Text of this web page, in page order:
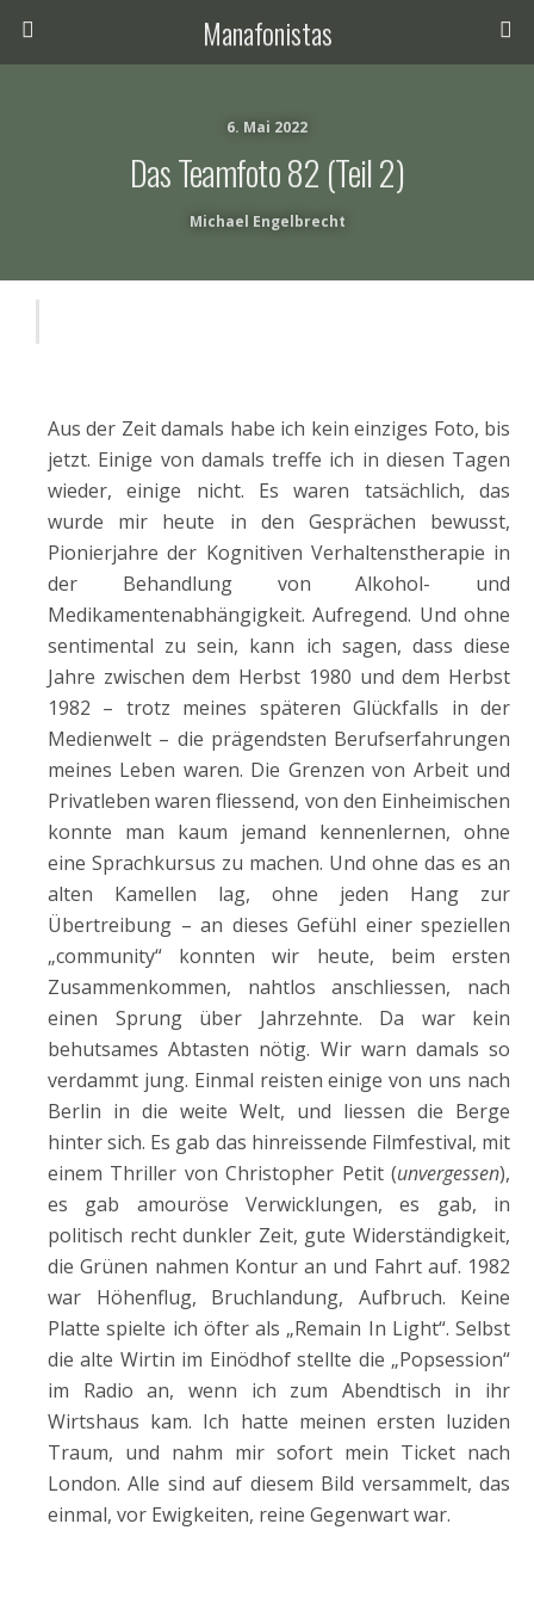
Manafonistas
6. Mai 2022
Das Teamfoto 82 (Teil 2)
Michael Engelbrecht
Aus der Zeit damals habe ich kein einziges Foto, bis
jetzt. Einige von damals treffe ich in diesen Tagen
wieder, einige nicht. Es waren tatsächlich, das
wurde mir heute in den Gesprächen bewusst,
Pionierjahre der Kognitiven Verhaltenstherapie in
der Behandlung von Alkohol- und
Medikamentenabhängigkeit. Aufregend. Und ohne
sentimental zu sein, kann ich sagen, dass diese
Jahre zwischen dem Herbst 1980 und dem Herbst
1982 – trotz meines späteren Glückfalls in der
Medienwelt – die prägendsten Berufserfahrungen
meines Leben waren. Die Grenzen von Arbeit und
Privatleben waren fliessend, von den Einheimischen
konnte man kaum jemand kennenlernen, ohne
eine Sprachkursus zu machen. Und ohne das es an
alten Kamellen lag, ohne jeden Hang zur
Übertreibung – an dieses Gefühl einer speziellen
„community“ konnten wir heute, beim ersten
Zusammenkommen, nahtlos anschliessen, nach
einen Sprung über Jahrzehnte. Da war kein
behutsames Abtasten nötig. Wir warn damals so
verdammt jung. Einmal reisten einige von uns nach
Berlin in die weite Welt, und liessen die Berge
hinter sich. Es gab das hinreissende Filmfestival, mit
einem Thriller von Christopher Petit (unvergessen),
es gab amouröse Verwicklungen, es gab, in
politisch recht dunkler Zeit, gute Widerständigkeit,
die Grünen nahmen Kontur an und Fahrt auf. 1982
war Höhenflug, Bruchlandung, Aufbruch. Keine
Platte spielte ich öfter als „Remain In Light“. Selbst
die alte Wirtin im Einödhof stellte die „Popsession“
im Radio an, wenn ich zum Abendtisch in ihr
Wirtshaus kam. Ich hatte meinen ersten luziden
Traum, und nahm mir sofort mein Ticket nach
London. Alle sind auf diesem Bild versammelt, das
einmal, vor Ewigkeiten, reine Gegenwart war.